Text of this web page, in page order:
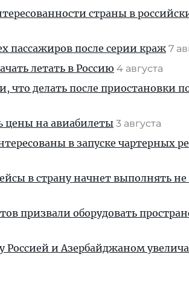
страны в
пассажиров после серии краж 7
летать в Россию 4 августа
делать после приостановки
цены на авиабилеты 3 августа
в запуске чартерных
в страну начнет выполнять не
призвали оборудовать
и Азербайджаном